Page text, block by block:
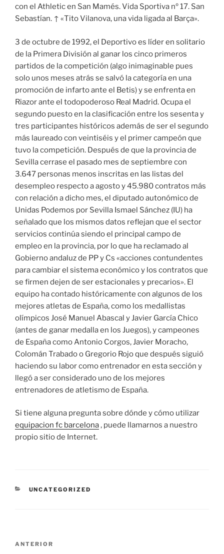
con el Athletic en San Mamés. Vida Sportiva nº 17. San
Sebastían. ↑ «Tito Vilanova, una vida ligada al Barça».
3 de octubre de 1992, el Deportivo es líder en solitario
de la Primera División al ganar los cinco primeros
partidos de la competición (algo inimaginable pues
solo unos meses atrás se salvó la categoría en una
promoción de infarto ante el Betis) y se enfrenta en
Riazor ante el todopoderoso Real Madrid. Ocupa el
segundo puesto en la clasificación entre los sesenta y
tres participantes históricos además de ser el segundo
más laureado con veintiséis y el primer campeón que
tuvo la competición. Después de que la provincia de
Sevilla cerrase el pasado mes de septiembre con
3.647 personas menos inscritas en las listas del
desempleo respecto a agosto y 45.980 contratos más
con relación a dicho mes, el diputado autonómico de
Unidas Podemos por Sevilla Ismael Sánchez (IU) ha
señalado que los mismos datos reflejan que el sector
servicios continúa siendo el principal campo de
empleo en la provincia, por lo que ha reclamado al
Gobierno andaluz de PP y Cs «acciones contundentes
para cambiar el sistema económico y los contratos que
se firmen dejen de ser estacionales y precarios». El
equipo ha contado históricamente con algunos de los
mejores atletas de España, como los medallistas
olímpicos José Manuel Abascal y Javier García Chico
(antes de ganar medalla en los Juegos), y campeones
de España como Antonio Corgos, Javier Moracho,
Colomán Trabado o Gregorio Rojo que después siguió
haciendo su labor como entrenador en esta sección y
llegó a ser considerado uno de los mejores
entrenadores de atletismo de España.
Si tiene alguna pregunta sobre dónde y cómo utilizar
equipacion fc barcelona, puede llamarnos a nuestro
propio sitio de Internet.
CATEGORÍAS
UNCATEGORIZED
Entrada
ANTERIOR